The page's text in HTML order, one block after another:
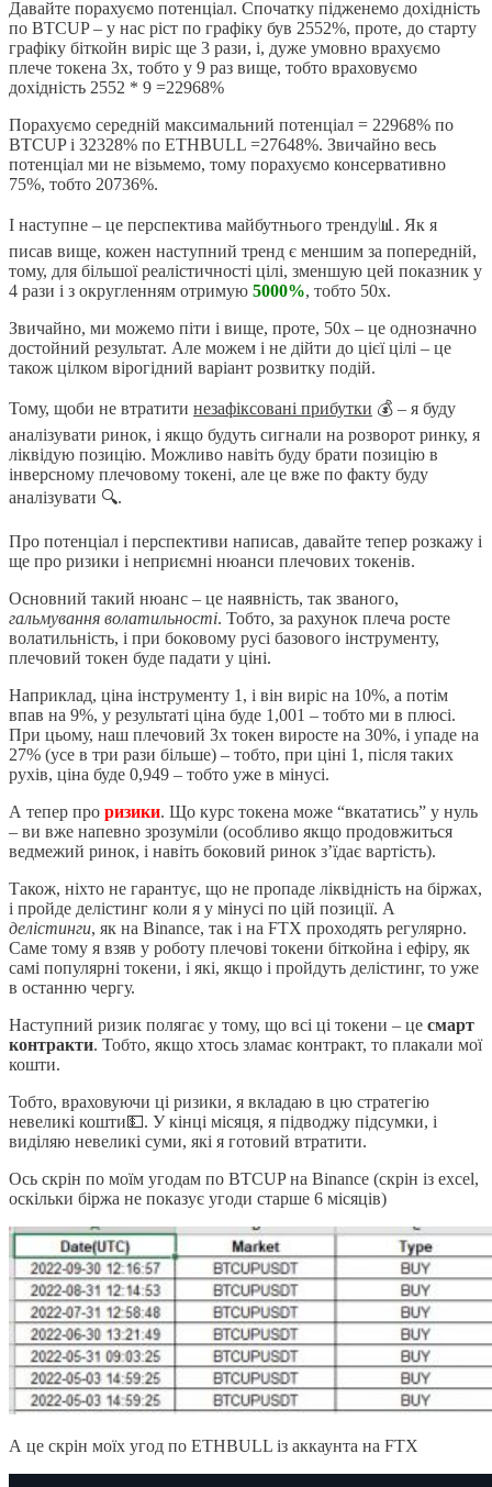
Давайте порахуємо потенціал. Спочатку підженемо дохідність
по BTCUP – у нас ріст по графіку був 2552%, проте, до старту
графіку біткойн виріс ще 3 рази, і, дуже умовно врахуємо
плече токена 3х, тобто у 9 раз вище, тобто враховуємо
дохідність 2552 * 9 =22968%
Порахуємо середній максимальний потенціал = 22968% по
BTCUP і 32328% по ETHBULL =27648%. Звичайно весь
потенціал ми не візьмемо, тому порахуємо консервативно
75%, тобто 20736%.
І наступне – це перспектива майбутнього тренду📊. Як я
писав вище, кожен наступний тренд є меншим за попередній,
тому, для більшої реалістичності цілі, зменшую цей показник у
4 рази і з округленням отримую 5000%, тобто 50х.
Звичайно, ми можемо піти і вище, проте, 50х – це однозначно
достойний результат. Але можем і не дійти до цієї цілі – це
також цілком вірогідний варіант розвитку подій.
Тому, щоби не втратити незафіксовані прибутки 💰 – я буду
аналізувати ринок, і якщо будуть сигнали на розворот ринку, я
ліквідую позицію. Можливо навіть буду брати позицію в
інверсному плечовому токені, але це вже по факту буду
аналізувати 🔍.
Про потенціал і перспективи написав, давайте тепер розкажу і
ще про ризики і неприємні нюанси плечових токенів.
Основний такий нюанс – це наявність, так званого,
гальмування волатильності. Тобто, за рахунок плеча росте
волатильність, і при боковому русі базового інструменту,
плечовий токен буде падати у ціні.
Наприклад, ціна інструменту 1, і він виріс на 10%, а потім
впав на 9%, у результаті ціна буде 1,001 – тобто ми в плюсі.
При цьому, наш плечовий 3х токен виросте на 30%, і упаде на
27% (усе в три рази більше) – тобто, при ціні 1, після таких
рухів, ціна буде 0,949 – тобто уже в мінусі.
А тепер про ризики. Що курс токена може “вкататись” у нуль
– ви вже напевно зрозуміли (особливо якщо продовжиться
ведмежий ринок, і навіть боковий ринок з’їдає вартість).
Також, ніхто не гарантує, що не пропаде ліквідність на біржах,
і пройде делістинг коли я у мінусі по цій позиції. А
делістинги, як на Binance, так і на FTX проходять регулярно.
Саме тому я взяв у роботу плечові токени біткойна і ефіру, як
самі популярні токени, і які, якщо і пройдуть делістинг, то уже
в останню чергу.
Наступний ризик полягає у тому, що всі ці токени – це смарт
контракти. Тобто, якщо хтось зламає контракт, то плакали мої
кошти.
Тобто, враховуючи ці ризики, я вкладаю в цю стратегію
невеликі кошти💵. У кінці місяця, я підводжу підсумки, і
виділяю невеликі суми, які я готовий втратити.
Ось скрін по моїм угодам по BTCUP на Binance (скрін із excel,
оскільки біржа не показує угоди старше 6 місяців)
А це скрін моїх угод по ETHBULL із аккаунта на FTX